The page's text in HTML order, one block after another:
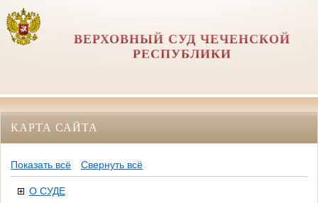
ВЕРХОВНЫЙ СУД ЧЕЧЕНСКОЙ
РЕСПУБЛИКИ
КАРТА САЙТА
Показать всё Свернуть всё
О СУДЕ